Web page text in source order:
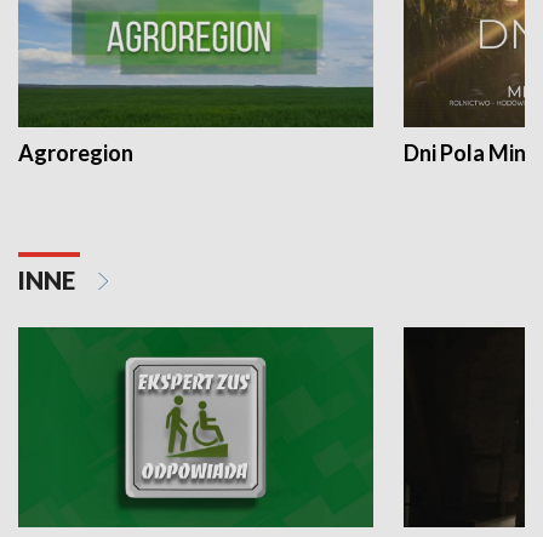
Agroregion Dni Pola
INNE